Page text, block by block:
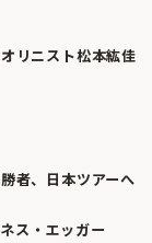
リニスト松本紘佳
者、日本ツアーへ
ス・エッガー